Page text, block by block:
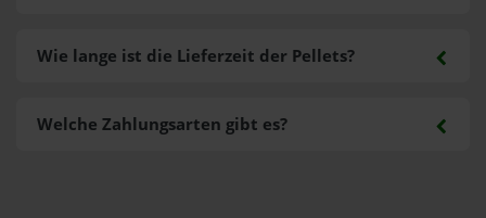
Welche Zahlungsarten gibt es?
Wie lange ist die Lieferzeit der Pellets?